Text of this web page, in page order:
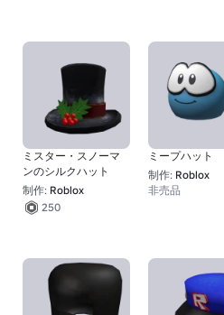
ミスター・スノーマ
ンのシルクハット
制作: Roblox
250
ミープハット
制作: Roblox
非売品